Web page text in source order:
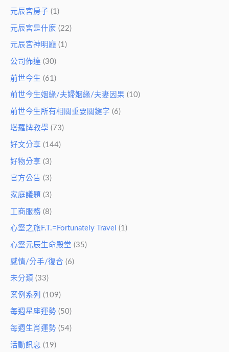
元辰宮房子 (1)
元辰宮是什麼 (22)
元辰宮神明廳 (1)
公司佈達 (30)
前世今生 (61)
前世今生姻緣/夫婦姻緣/夫妻因果 (10)
前世今生所有相關重要關鍵字 (6)
塔羅牌教學 (73)
好文分享 (144)
好物分享 (3)
官方公告 (3)
家庭議題 (3)
工商服務 (8)
心靈之旅F.T.=Fortunately Travel (1)
心靈元辰生命殿堂 (35)
感情/分手/復合 (6)
未分類 (33)
案例系列 (109)
每週星座運勢 (50)
每週生肖運勢 (54)
活動訊息 (19)